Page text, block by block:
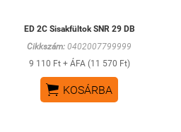
ED 2C Sisakfültok SNR 29 DB
Cikkszám: 0402007799999
9 110 Ft + ÁFA (11 570 Ft)
 KOSÁRBA